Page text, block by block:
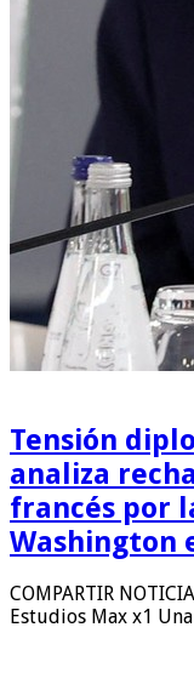
Tensión
analiza
francés por
Washington
COMPARTIR
Estudios Max x1